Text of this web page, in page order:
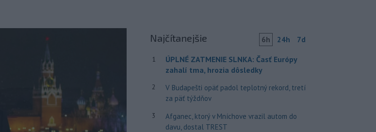
Najčítanejšie 6h 24h 7d
1
ÚPLNÉ ZATMENIE SLNKA: Časť Európy
zahalí tma, hrozia dôsledky
2
V Budapešti opäť padol teplotný rekord, tretí
za päť týždňov
3
Afganec, ktorý v Mníchove vrazil autom do
davu, dostal TREST